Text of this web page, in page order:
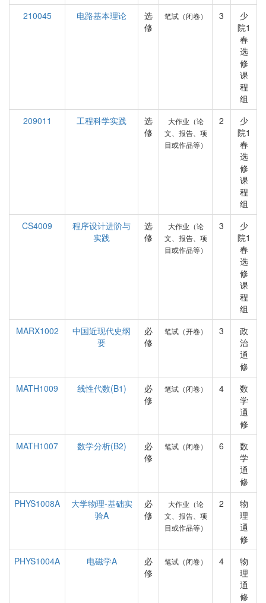
210045
电路基本理论
选
修
笔试（闭卷） 3
少
院1
春
选
修
课
程
组
209011
工程科学实践
选
修
大作业（论
文、报告、项
目或作品等）
2
少
院1
春
选
修
课
程
组
CS4009
程序设计进阶与
实践
选
修
大作业（论
文、报告、项
目或作品等）
3
少
院1
春
选
修
课
程
组
MARX1002
中国近现代史纲
要
必
修
笔试（开卷） 3
政
治
通
修
MATH1009
线性代数(B1)
必
修
笔试（闭卷） 4
数
学
通
修
MATH1007
数学分析(B2)
必
修
笔试（闭卷） 6
数
学
通
修
PHYS1008A
大学物理-基础实
验A
必
修
大作业（论
文、报告、项
目或作品等）
2
物
理
通
修
PHYS1004A
电磁学A
必
修
笔试（闭卷） 4
物
理
通
修